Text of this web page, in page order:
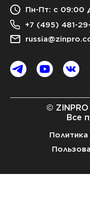
Пн-Пт: с 09:00
+7 (495) 481-
©
Все